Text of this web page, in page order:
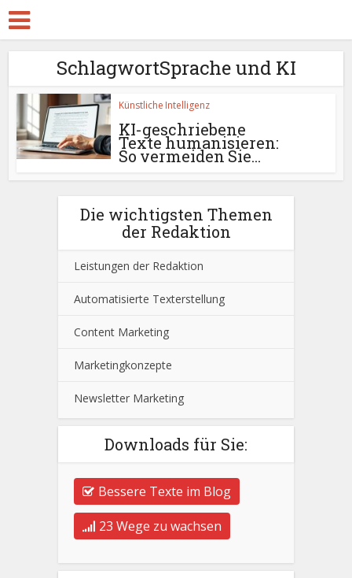
SchlagwortSprache und KI
Künstliche Intelligenz
KI-geschriebene
Texte humanisieren:
So vermeiden Sie...
Die wichtigsten Themen
der Redaktion
Leistungen der Redaktion
Automatisierte Texterstellung
Content Marketing
Marketingkonzepte
Newsletter Marketing
Downloads für Sie:
Bessere Texte im Blog
23 Wege zu wachsen